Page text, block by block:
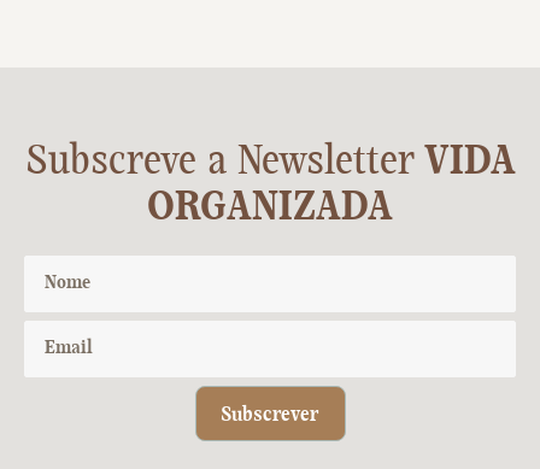
Subscreve a NewsletterVIDA
ORGANIZADA
Subscrever